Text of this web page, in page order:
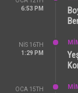
6:53 PM
NIS 16TH
1:29 PM
OCA 15TH